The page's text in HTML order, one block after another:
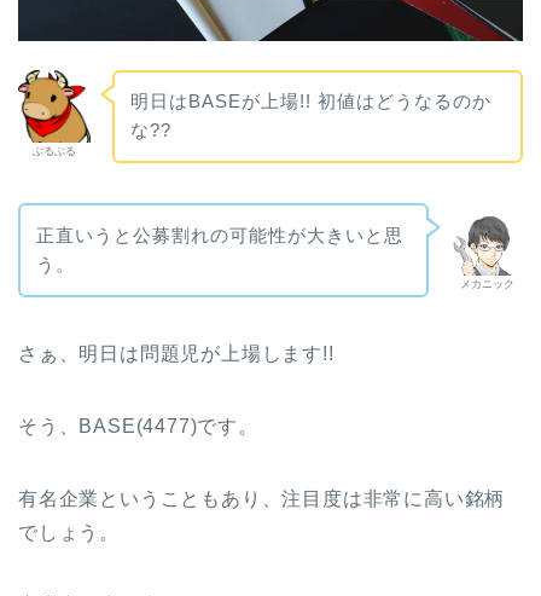
ぶるぶる
明日はBASEが上場!! 初値はどうなるのか
な??
メカニック
正直いうと公募割れの可能性が大きいと思
う。
さぁ、明日は問題児が上場します!!
そう、BASE(4477)です。
有名企業ということもあり、注目度は非常に高い銘柄
でしょう。